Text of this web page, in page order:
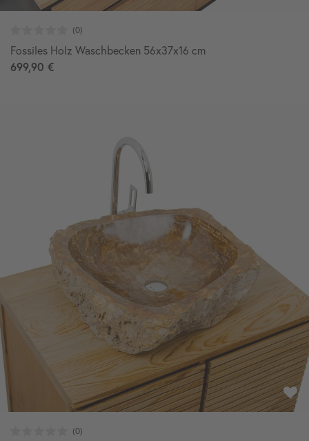
Fossiles Holz Waschbecken 56x37x16 cm
699,90 €